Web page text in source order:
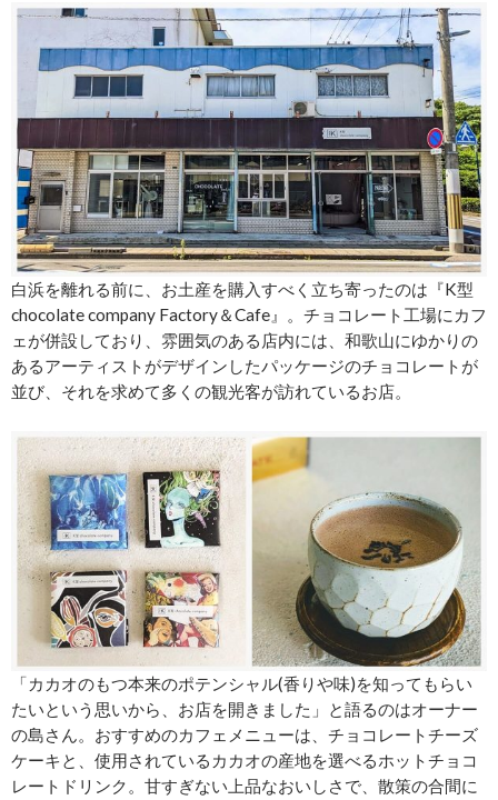
白浜を離れる前に、お土産を購入すべく立ち寄ったのは『K型
chocolate company Factory＆Cafe』。チョコレート工場にカフ
ェが併設しており、雰囲気のある店内には、和歌山にゆかりの
あるアーティストがデザインしたパッケージのチョコレートが
並び、それを求めて多くの観光客が訪れているお店。
「カカオのもつ本来のポテンシャル(香りや味)を知ってもらい
たいという思いから、お店を開きました」と語るのはオーナー
の島さん。おすすめのカフェメニューは、チョコレートチーズ
ケーキと、使用されているカカオの産地を選べるホットチョコ
レートドリンク。甘すぎない上品なおいしさで、散策の合間に